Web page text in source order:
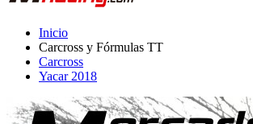
Carcross y Fórmulas TT
Carcross
Yacar 2018